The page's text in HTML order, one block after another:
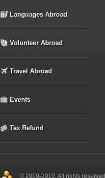
Languages Abroad
Volunteer Abroad
Travel Abroad
Events
Tax Refund
© 2000-2010, All rights reserved